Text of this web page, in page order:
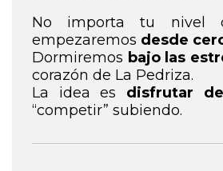
No importa tu nivel
empezaremos desde
Dormiremos bajo las
corazón de La Pedriza.
La idea es disfrutar
“competir” subiendo.